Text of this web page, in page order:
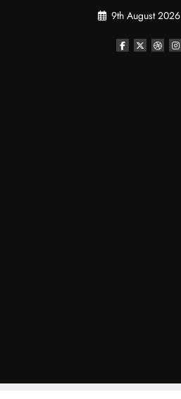
9th August 2026